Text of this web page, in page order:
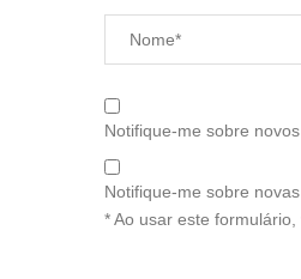
Notifique-me sobre
Notifique-me sobre
* Ao usar este